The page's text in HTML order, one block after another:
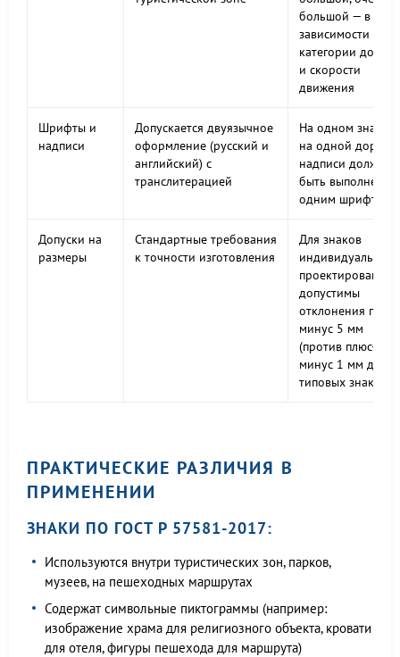
большой — в
зависимости от
категории дороги
и скорости
движения
Шрифты и
надписи
Допускается двуязычное
оформление (русский и
английский) с
транслитерацией
На одном знаке и
на одной дороге
надписи должны
быть выполнены
одним шрифтом
Допуски на
размеры
Стандартные требования
к точности изготовления
Для знаков
индивидуального
проектирования
допустимы
отклонения плюс-
минус 5 мм
(против плюс-
минус 1 мм для
типовых знаков)
ПРАКТИЧЕСКИЕ РАЗЛИЧИЯ В
ПРИМЕНЕНИИ
ЗНАКИ ПО ГОСТ Р 57581-2017:
Используются внутри туристических зон, парков,
музеев, на пешеходных маршрутах
Содержат символьные пиктограммы (например:
изображение храма для религиозного объекта, кровати
для отеля, фигуры пешехода для маршрута)